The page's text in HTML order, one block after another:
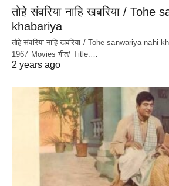
तोहे संवरिया नाहि खबरिया / Tohe
khabariya
तोहे संवरिया नाहि खबरिया / Tohe sanwariya nahi
1967 Movies गीत/ Title:…
2 years ago